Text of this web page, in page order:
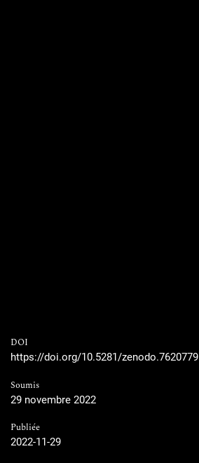
DOI
https://doi.org/10.5281/zenodo.7620779
Soumis
29 novembre 2022
Publiée
2022-11-29